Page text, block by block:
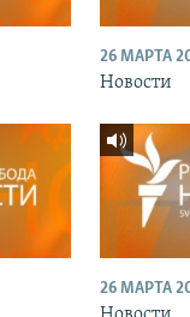
26 МАРТА
Новости
26 МАРТА